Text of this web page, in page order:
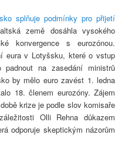
splňuje podmínky pro přijetí
země dosáhla vysokého
konvergence s eurozónou.
eura v Lotyšsku, které o vstup
na zasedání ministrů
by mělo euro zavést 1. ledna
18. členem eurozóny. Zájem
krize je podle slov komisaře
Olli Rehna důkazem
odporuje skeptickým názorům